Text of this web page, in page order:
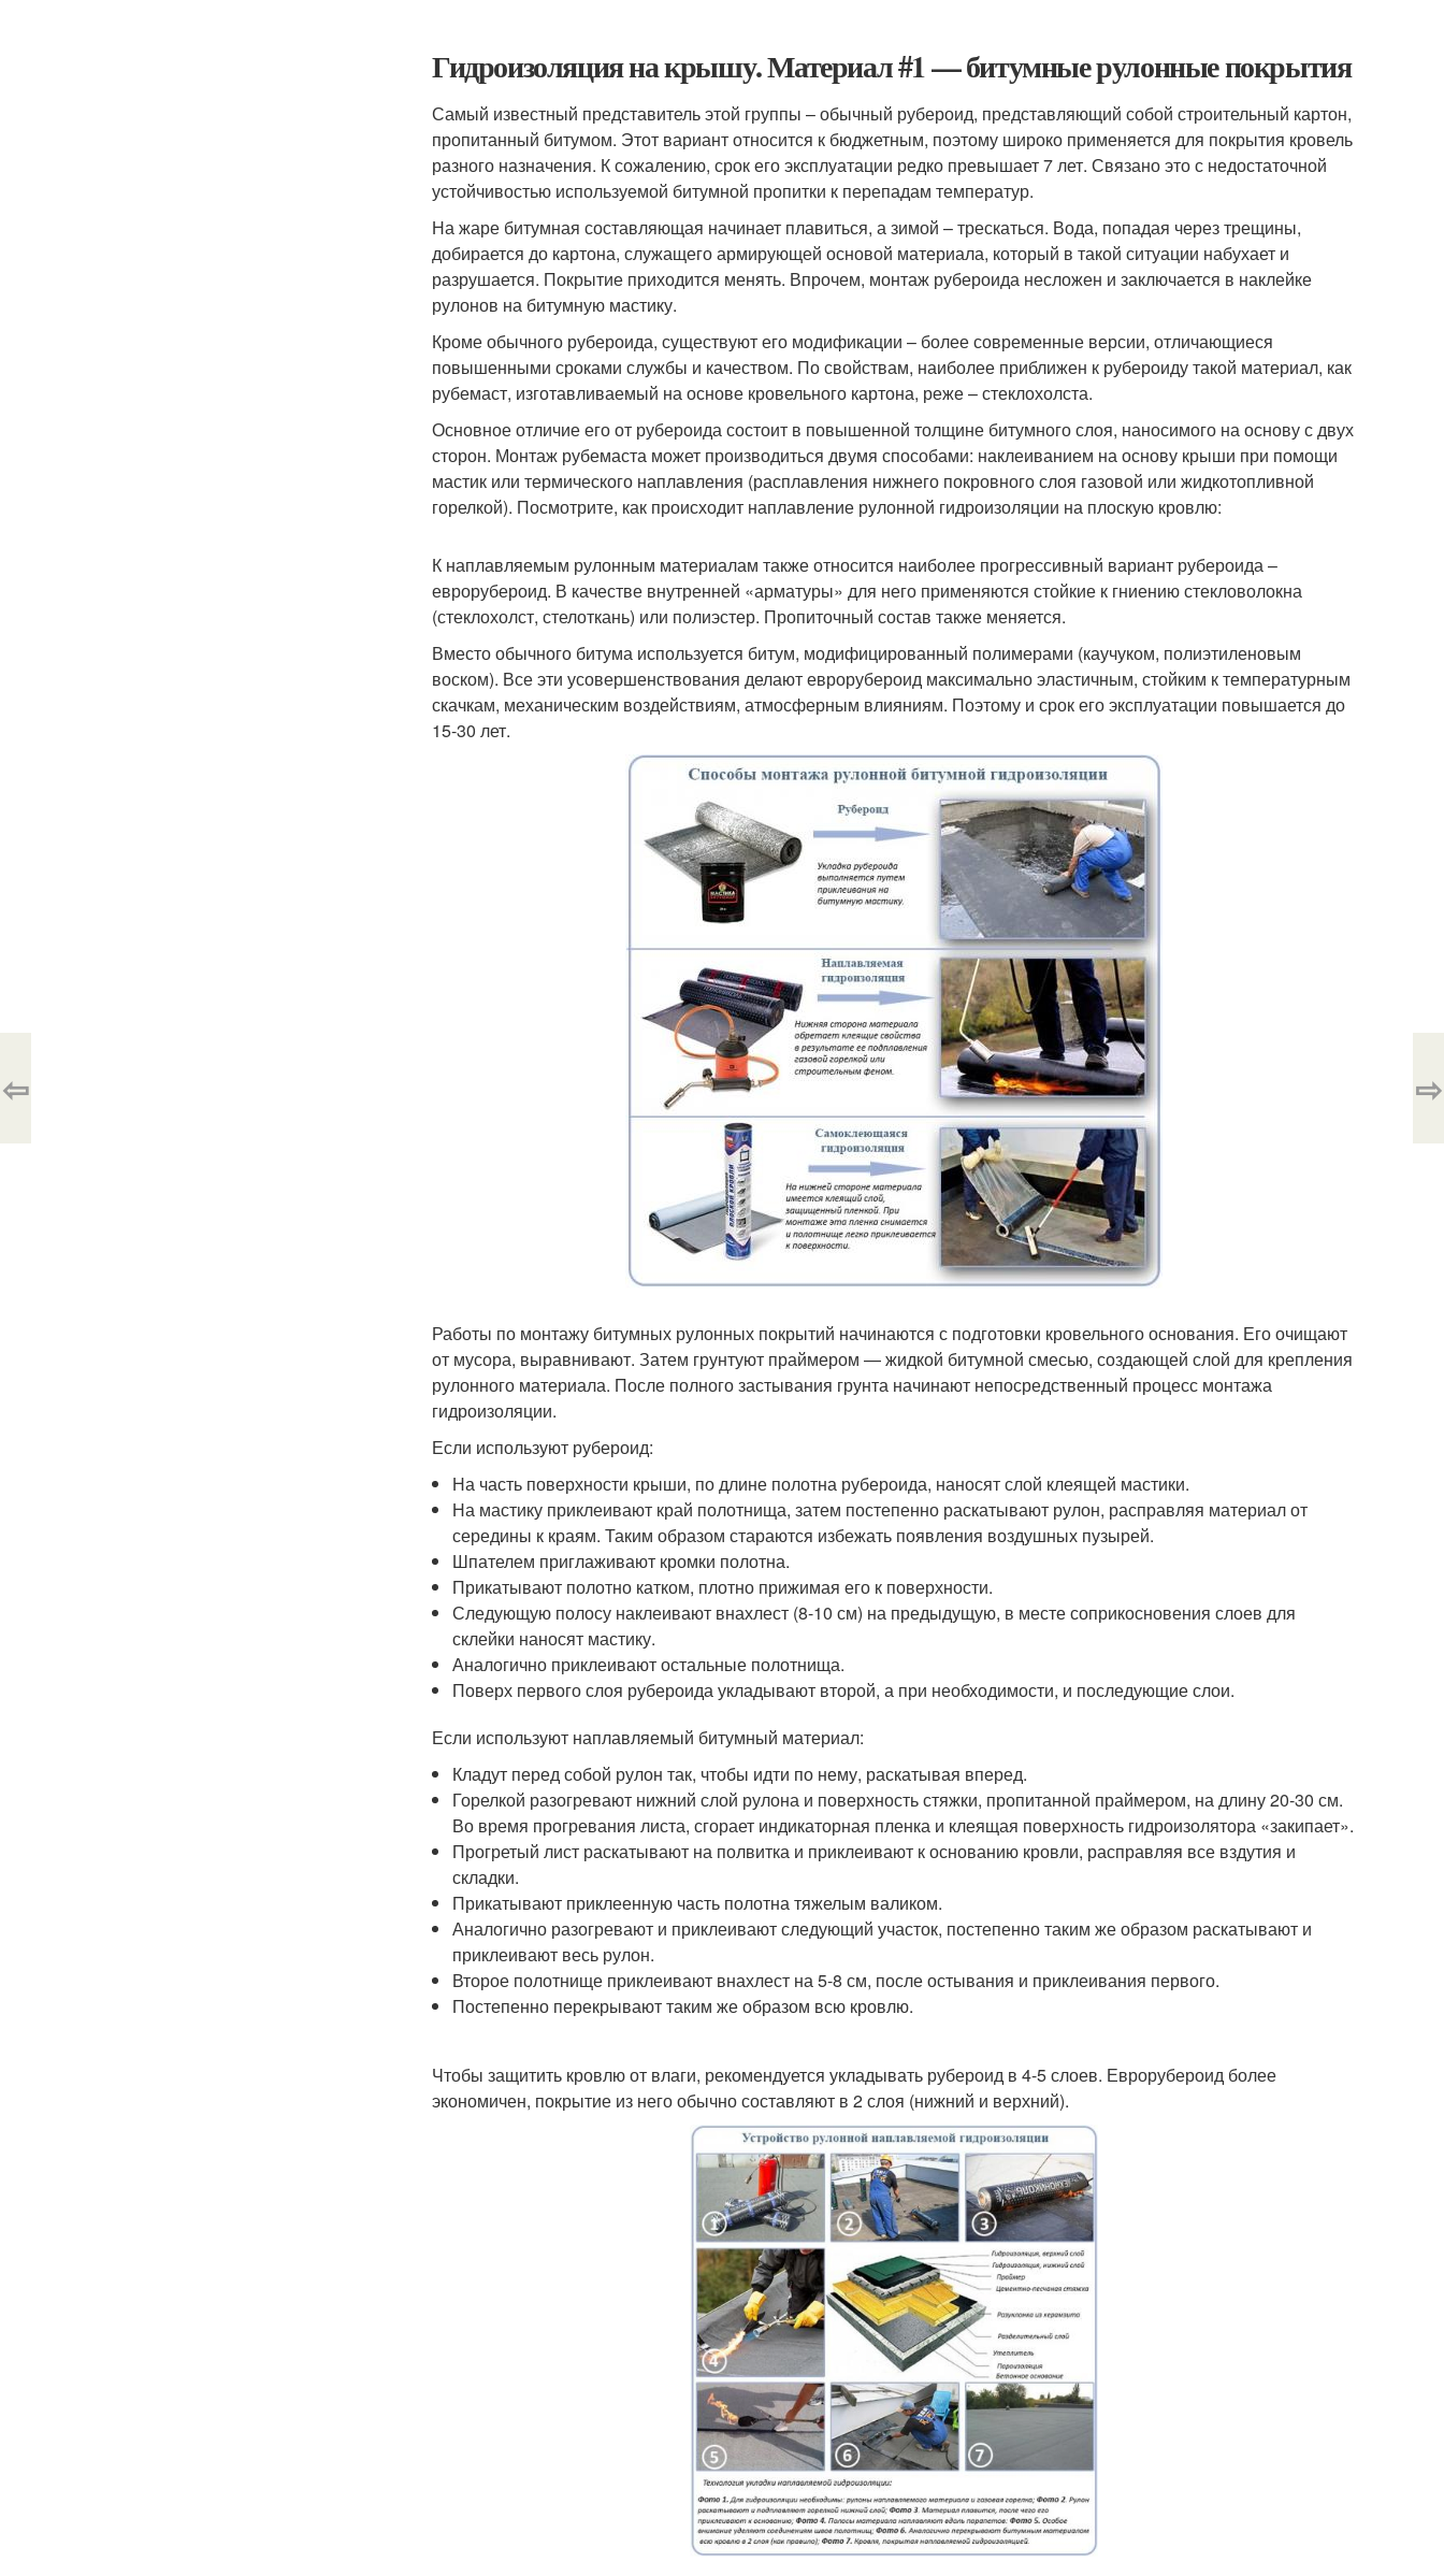
Гидроизоляция на крышу. Материал #1 — битумные рулонные покрытия
Самый известный представитель этой группы – обычный рубероид, представляющий собой строительный картон,
пропитанный битумом. Этот вариант относится к бюджетным, поэтому широко применяется для покрытия кровель
разного назначения. К сожалению, срок его эксплуатации редко превышает 7 лет. Связано это с недостаточной
устойчивостью используемой битумной пропитки к перепадам температур.
На жаре битумная составляющая начинает плавиться, а зимой – трескаться. Вода, попадая через трещины,
добирается до картона, служащего армирующей основой материала, который в такой ситуации набухает и
разрушается. Покрытие приходится менять. Впрочем, монтаж рубероида несложен и заключается в наклейке
рулонов на битумную мастику.
Кроме обычного рубероида, существуют его модификации – более современные версии, отличающиеся
повышенными сроками службы и качеством. По свойствам, наиболее приближен к рубероиду такой материал, как
рубемаст, изготавливаемый на основе кровельного картона, реже – стеклохолста.
Основное отличие его от рубероида состоит в повышенной толщине битумного слоя, наносимого на основу с двух
сторон. Монтаж рубемаста может производиться двумя способами: наклеиванием на основу крыши при помощи
мастик или термического наплавления (расплавления нижнего покровного слоя газовой или жидкотопливной
горелкой). Посмотрите, как происходит наплавление рулонной гидроизоляции на плоскую кровлю:
К наплавляемым рулонным материалам также относится наиболее прогрессивный вариант рубероида –
еврорубероид. В качестве внутренней «арматуры» для него применяются стойкие к гниению стекловолокна
(стеклохолст, стелоткань) или полиэстер. Пропиточный состав также меняется.
Вместо обычного битума используется битум, модифицированный полимерами (каучуком, полиэтиленовым
воском). Все эти усовершенствования делают еврорубероид максимально эластичным, стойким к температурным
скачкам, механическим воздействиям, атмосферным влияниям. Поэтому и срок его эксплуатации повышается до
15-30 лет.
Работы по монтажу битумных рулонных покрытий начинаются с подготовки кровельного основания. Его очищают
от мусора, выравнивают. Затем грунтуют праймером — жидкой битумной смесью, создающей слой для крепления
рулонного материала. После полного застывания грунта начинают непосредственный процесс монтажа
гидроизоляции.
Если используют рубероид:
На часть поверхности крыши, по длине полотна рубероида, наносят слой клеящей мастики.
На мастику приклеивают край полотнища, затем постепенно раскатывают рулон, расправляя материал от
середины к краям. Таким образом стараются избежать появления воздушных пузырей.
Шпателем приглаживают кромки полотна.
Прикатывают полотно катком, плотно прижимая его к поверхности.
Следующую полосу наклеивают внахлест (8-10 см) на предыдущую, в месте соприкосновения слоев для
склейки наносят мастику.
Аналогично приклеивают остальные полотнища.
Поверх первого слоя рубероида укладывают второй, а при необходимости, и последующие слои.
Если используют наплавляемый битумный материал:
Кладут перед собой рулон так, чтобы идти по нему, раскатывая вперед.
Горелкой разогревают нижний слой рулона и поверхность стяжки, пропитанной праймером, на длину 20-30 см.
Во время прогревания листа, сгорает индикаторная пленка и клеящая поверхность гидроизолятора «закипает».
Прогретый лист раскатывают на полвитка и приклеивают к основанию кровли, расправляя все вздутия и
складки.
Прикатывают приклеенную часть полотна тяжелым валиком.
Аналогично разогревают и приклеивают следующий участок, постепенно таким же образом раскатывают и
приклеивают весь рулон.
Второе полотнище приклеивают внахлест на 5-8 см, после остывания и приклеивания первого.
Постепенно перекрывают таким же образом всю кровлю.
Чтобы защитить кровлю от влаги, рекомендуется укладывать рубероид в 4-5 слоев. Еврорубероид более
экономичен, покрытие из него обычно составляют в 2 слоя (нижний и верхний).
⇦ ⇨